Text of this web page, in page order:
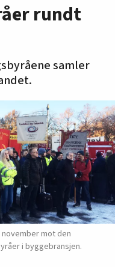
rundt
samler
mot den
i byggebransjen.